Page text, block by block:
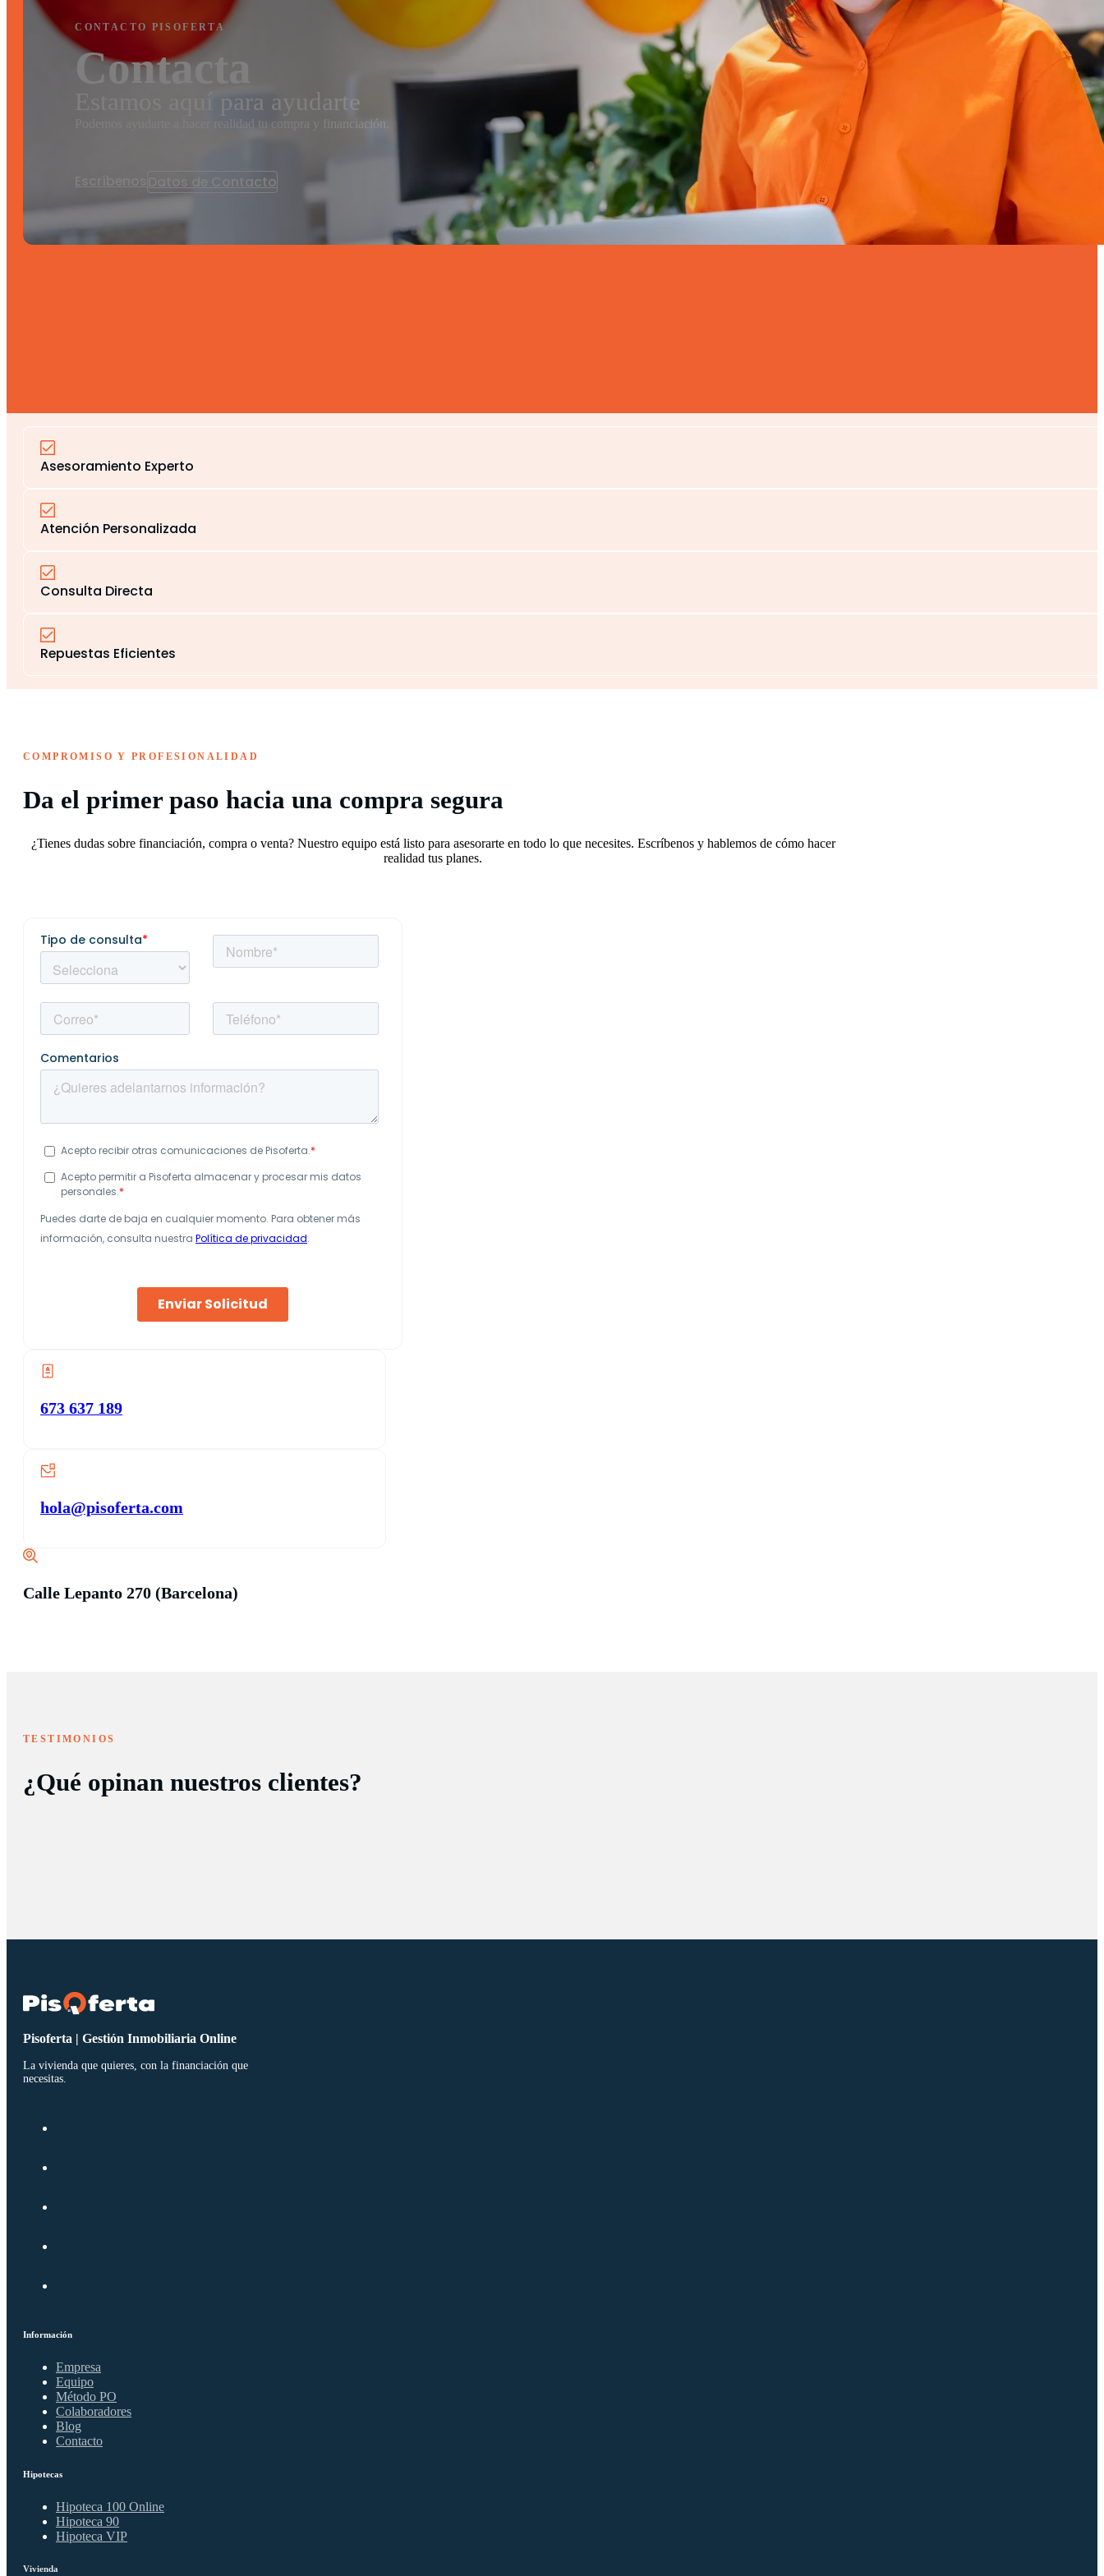
CONTACTO PISOFERTA
Contacta
Estamos aquí para ayudarte
Podemos ayudarte a hacer realidad tu compra y financiación.
Datos de Contacto
Asesoramiento Experto
Atención Personalizada
Consulta Directa
Repuestas Eficientes
COMPROMISO Y PROFESIONALIDAD
Da el primer paso hacia una compra segura
¿Tienes dudas sobre financiación, compra o venta? Nuestro equipo está listo para asesorarte en todo lo que necesites. Escríbenos y hablemos de cómo hacer
realidad tus planes.
673 637 189
hola@pisoferta.com
Calle Lepanto 270 (Barcelona)
TESTIMONIOS
¿Qué opinan nuestros clientes?
Pisoferta | Gestión Inmobiliaria Online
La vivienda que quieres, con la financiación que
necesitas.
Información
Empresa
Equipo
Método PO
Colaboradores
Blog
Contacto
Hipotecas
Hipoteca 100 Online
Hipoteca 90
Hipoteca VIP
Vivienda